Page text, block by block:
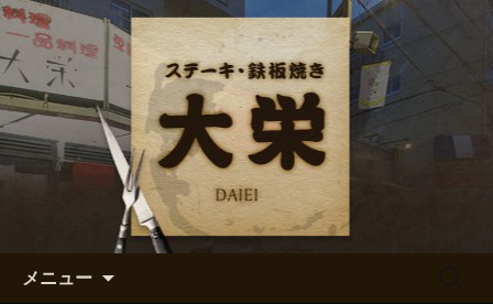
ステーキ・鉄板焼き「大栄」の
最新情報
ステーキ・鉄板焼き「大栄」からのお
知らせ
メニュー